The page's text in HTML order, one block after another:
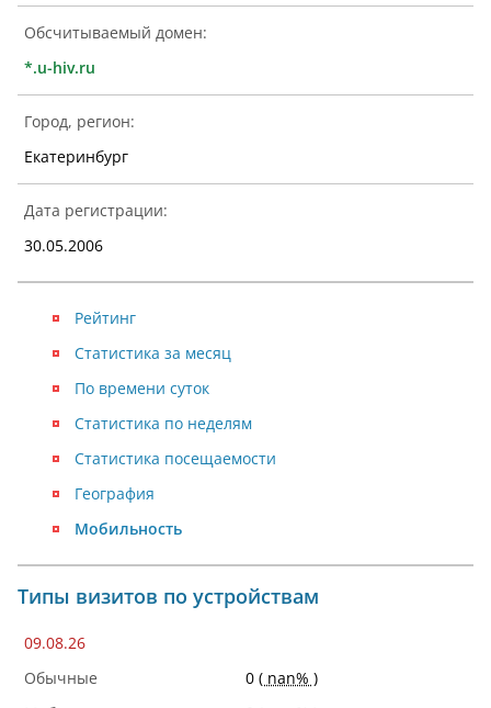
Обсчитываемый домен:
*.u-hiv.ru
Город, регион:
Екатеринбург
Дата регистрации:
30.05.2006
Рейтинг
Статистика посещаемости
Статистика за месяц
География
По времени суток
Мобильность
Статистика по неделям
Типы визитов по устройствам
09.08.26
0 ( nan% )